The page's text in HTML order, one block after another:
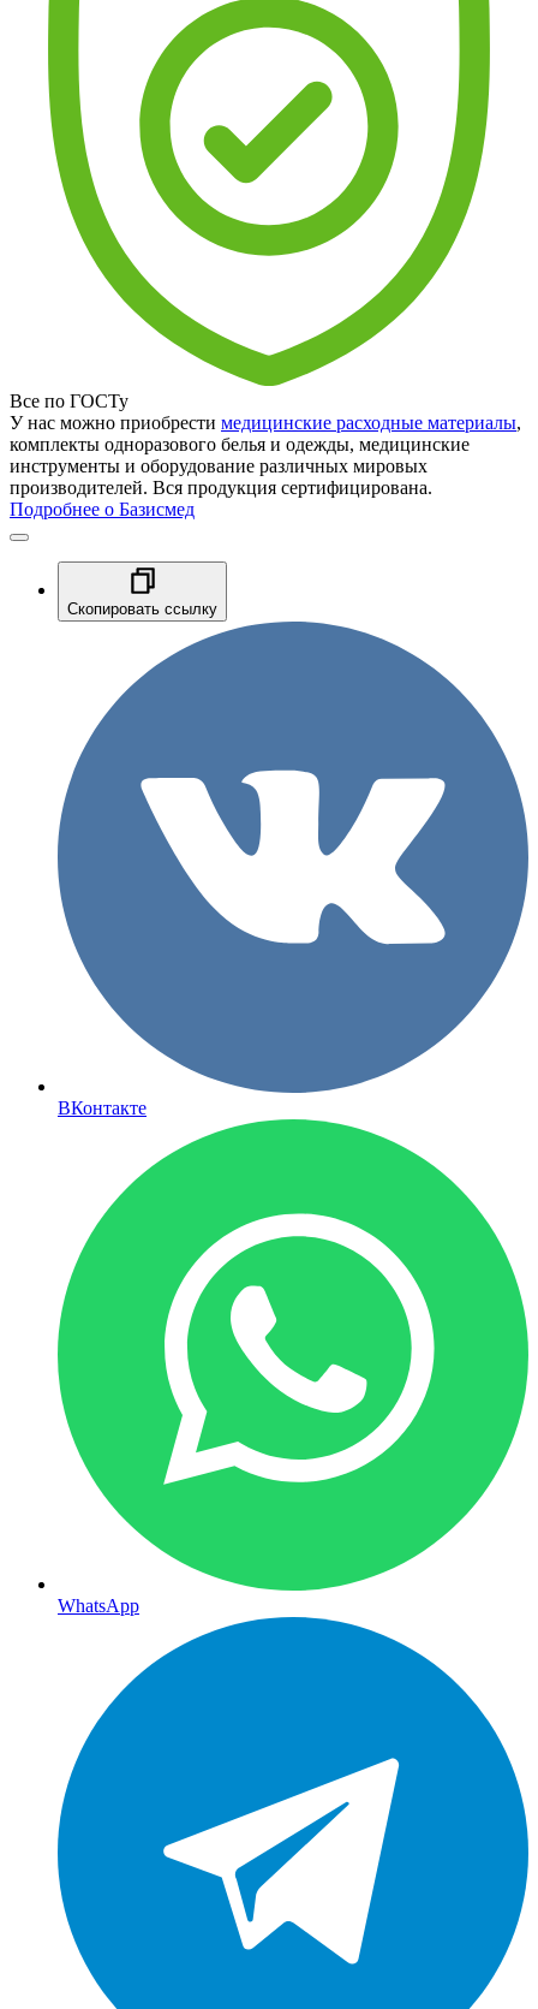
Все по ГОСТу
У нас можно приобрести медицинские расходные материалы,
комплекты одноразового белья и одежды, медицинские
инструменты и оборудование различных мировых
производителей. Вся продукция сертифицирована.
Подробнее о Базисмед
Скопировать ссылку
ВКонтакте
WhatsApp